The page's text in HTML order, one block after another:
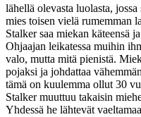
lähellä olevasta luolasta,
mies toisen vielä rumemman
Stalker saa miekan käteensä
Ohjaajan leikatessa muihin
valo, mutta mitä pienistä.
pojaksi ja johdattaa
tämä on kuulemma ollut 30
Stalker muuttuu takaisin
Yhdessä he lähtevät